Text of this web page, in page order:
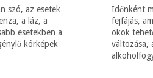
szó, az esetek
a láz, a
esetekben a
kórképek
Időnként
fejfájás,
okok
változása,